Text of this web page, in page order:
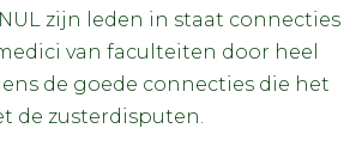
zijn leden in staat connecties
van faculteiten door heel
de goede connecties die het
de zusterdisputen.